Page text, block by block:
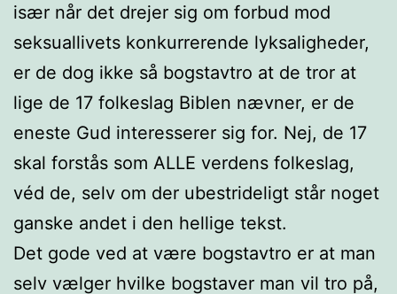
især når det drejer sig om forbud mod
seksuallivets konkurrerende lyksaligheder,
er de dog ikke så bogstavtro at de tror at
lige de 17 folkeslag Biblen nævner, er de
eneste Gud interesserer sig for. Nej, de 17
skal forstås som ALLE verdens folkeslag,
véd de, selv om der ubestrideligt står noget
ganske andet i den hellige tekst.
Det gode ved at være bogstavtro er at man
selv vælger hvilke bogstaver man vil tro på,